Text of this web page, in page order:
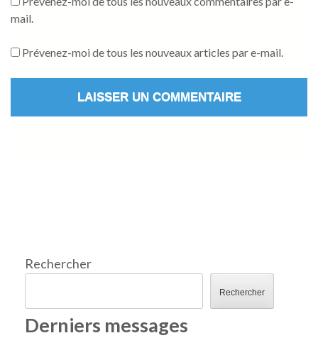
mail.
Prévenez-moi de tous les nouveaux articles par e-mail.
Rechercher
Rechercher
Derniers messages